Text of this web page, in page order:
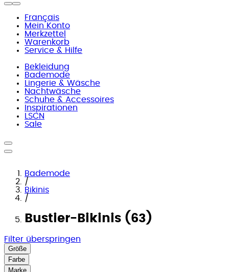
Français
Mein Konto
Merkzettel
Warenkorb
Service & Hilfe
Bekleidung
Bademode
Lingerie & Wäsche
Nachtwäsche
Schuhe & Accessoires
Inspirationen
LSCN
Sale
Bademode
/
Bikinis
/
Bustier-Bikinis (63)
Filter überspringen
Größe
Farbe
Marke